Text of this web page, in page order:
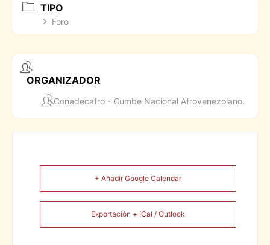
TIPO
Foro
ORGANIZADOR
Conadecafro - Cumbe Nacional Afrovenezolano.
+ Añadir Google Calendar
Exportación + iCal / Outlook